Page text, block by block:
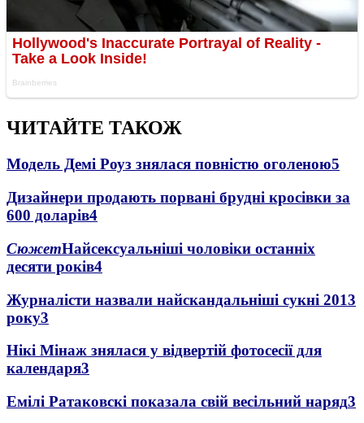
ЧИТАЙТЕ ТАКОЖ
Модель Демі Роуз знялася повністю оголеною5
Дизайнери продають порвані брудні кросівки за
600 доларів4
СюжетНайсексуальніші чоловіки останніх
десяти років4
Журналісти назвали найскандальніші сукні 2013
року3
Нікі Мінаж знялася у відвертій фотосесії для
календаря3
Емілі Ратаковскі показала свій весільний наряд3